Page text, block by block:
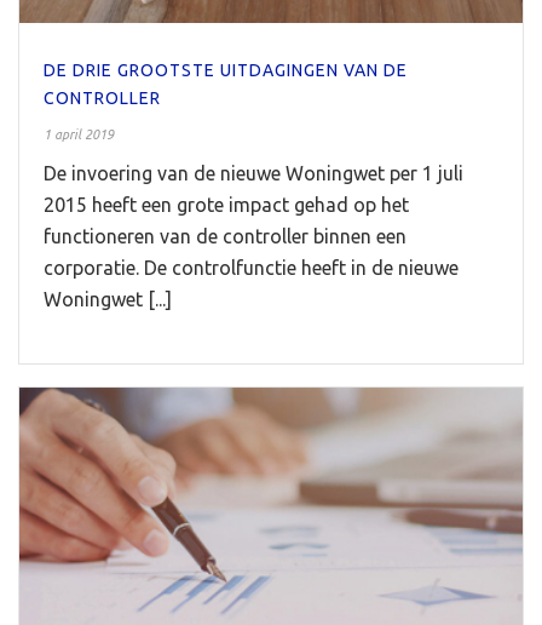
DE DRIE GROOTSTE UITDAGINGEN VAN DE
CONTROLLER
1 april 2019
De invoering van de nieuwe Woningwet per 1 juli
2015 heeft een grote impact gehad op het
functioneren van de controller binnen een
corporatie. De controlfunctie heeft in de nieuwe
Woningwet [...]